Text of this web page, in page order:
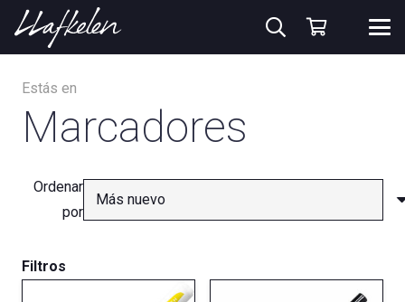
Estás en
Marcadores
Ordenar
por
Filtros